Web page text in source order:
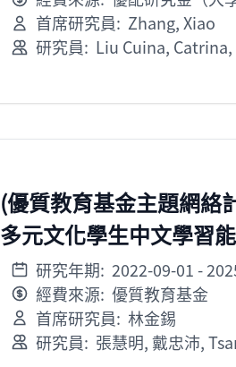
首席研究員: Zhang, Xiao
研究員: Liu Cuina, Catrina,
(優質教育基金主題網絡
多元文化學生中文學習
研究年期: 2022-09-01-
經費來源: 優質教育基金
首席研究員: 林金錫
研究員: 張慧明,戴忠沛,